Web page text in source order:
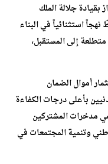
جلالة الملك
استثنائياً في البناء
إلى المستقبل،
أموال الضمان
بأعلى درجات الكفاءة
مدخرات المشتركين
وتنمية المجتمعات في